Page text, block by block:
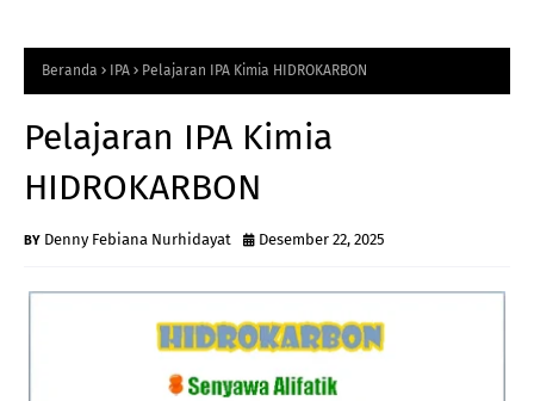
Beranda IPA Pelajaran IPA Kimia HIDROKARBON
Pelajaran IPA Kimia
HIDROKARBON
Denny Febiana Nurhidayat Desember 22, 2025